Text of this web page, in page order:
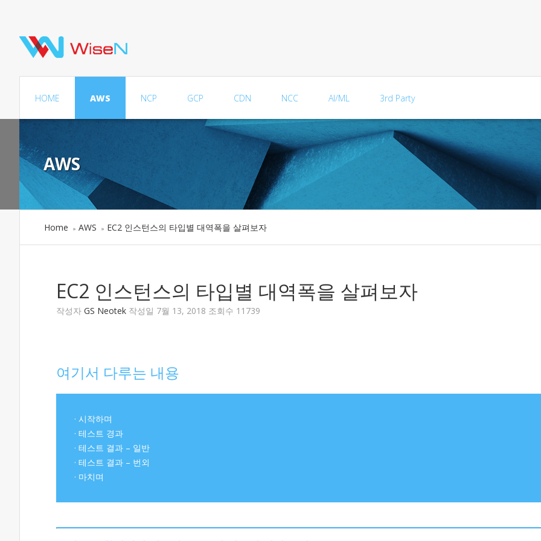
HOME AWS NCP GCP CDN NCC AI/ML 3rd Party
AWS
Home » AWS » EC2 인스턴스의 타입별 대역폭을 살펴보자
EC2 인스턴스의 타입별 대역폭을 살펴보자
작성자 GS Neotek 작성일 7월 13, 2018 조회수 11739
여기서 다루는 내용
· 시작하며
· 테스트 경과
· 테스트 결과 – 일반
· 테스트 결과 – 번외
· 마치며